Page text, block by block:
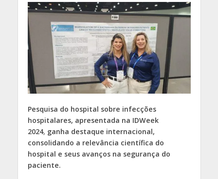
Pesquisa do hospital sobre infecções
hospitalares, apresentada na IDWeek
2024, ganha destaque internacional,
consolidando a relevância científica do
hospital e seus avanços na segurança do
paciente.